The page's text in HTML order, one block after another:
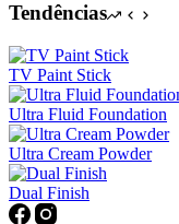
Tendências
TV Paint Stick
Ultra Fluid Foundation
Ultra Cream Powder
Dual Finish